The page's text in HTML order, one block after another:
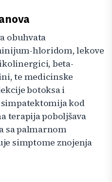
obuhvata
hloridom, lekove
beta-
te medicinske
botoksa i
kod
terapija poboljšava
sa palmarnom
simptome znojenja